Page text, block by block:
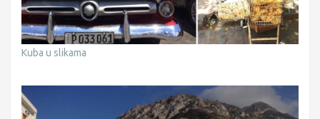
Kuba u slikama